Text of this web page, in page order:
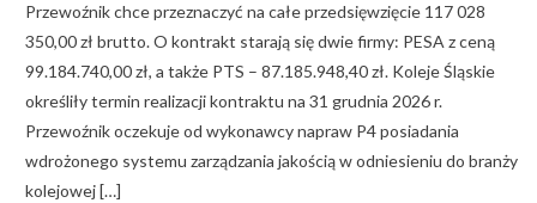
Przewoźnik chce przeznaczyć na całe przedsięwzięcie 117 028
350,00 zł brutto. O kontrakt starają się dwie firmy: PESA z ceną
99.184.740,00 zł, a także PTS – 87.185.948,40 zł. Koleje Śląskie
określiły termin realizacji kontraktu na 31 grudnia 2026 r.
Przewoźnik oczekuje od wykonawcy napraw P4 posiadania
wdrożonego systemu zarządzania jakością w odniesieniu do branży
kolejowej […]